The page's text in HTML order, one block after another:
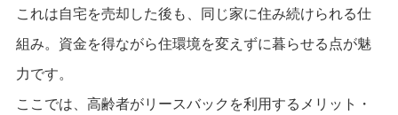
これは自宅を売却した後も、同じ家に住み続けられる仕
組み。資金を得ながら住環境を変えずに暮らせる点が魅
力です。
ここでは、高齢者がリースバックを利用するメリット・